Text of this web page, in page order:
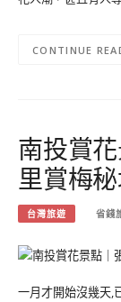
CONTINUE
南投賞
里賞梅
台灣旅遊 省錢
一月才開始沒幾天,